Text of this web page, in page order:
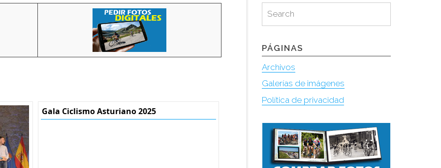
Gala Ciclismo Asturiano 2025
for:
Search
PÁGINAS
Archivos
Galerías de imágenes
Política de privacidad